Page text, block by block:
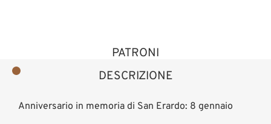
DESCRIZIONE
PATRONI
Anniversario in memoria di San Erardo: 8 gennaio